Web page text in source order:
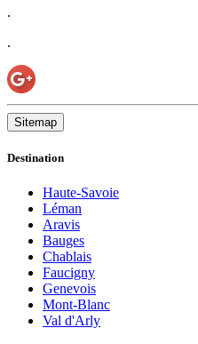
.
.
Sitemap
Destination
Haute-Savoie
Léman
Aravis
Bauges
Chablais
Faucigny
Genevois
Mont-Blanc
Val d'Arly